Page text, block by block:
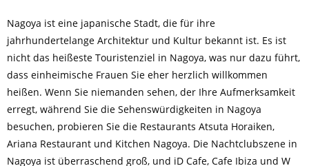
Nagoya ist eine japanische Stadt, die für ihre
jahrhundertelange Architektur und Kultur bekannt ist. Es ist
nicht das heißeste Touristenziel in Nagoya, was nur dazu führt,
dass einheimische Frauen Sie eher herzlich willkommen
heißen. Wenn Sie niemanden sehen, der Ihre Aufmerksamkeit
erregt, während Sie die Sehenswürdigkeiten in Nagoya
besuchen, probieren Sie die Restaurants Atsuta Horaiken,
Ariana Restaurant und Kitchen Nagoya. Die Nachtclubszene in
Nagoya ist überraschend groß, und iD Cafe, Cafe Ibiza und W